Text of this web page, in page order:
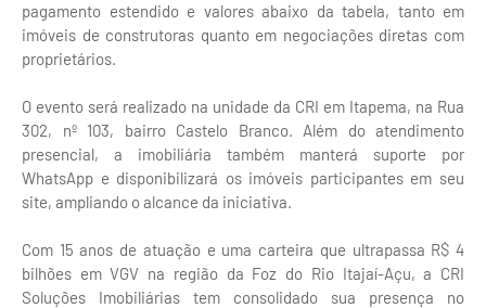
pagamento estendido e valores abaixo da tabela, tanto em
imóveis de construtoras quanto em negociações diretas com
proprietários.
O evento será realizado na unidade da CRI em Itapema, na Rua
302, nº 103, bairro Castelo Branco. Além do atendimento
presencial, a imobiliária também manterá suporte por
WhatsApp e disponibilizará os imóveis participantes em seu
site, ampliando o alcance da iniciativa.
Com 15 anos de atuação e uma carteira que ultrapassa R$ 4
bilhões em VGV na região da Foz do Rio Itajaí-Açu, a CRI
Soluções Imobiliárias tem consolidado sua presença no